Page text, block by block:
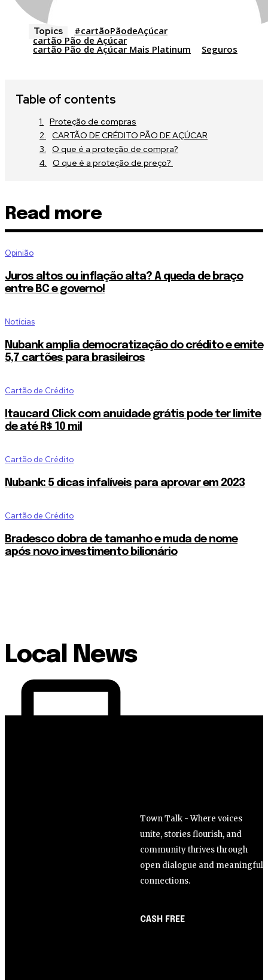
Topics
#cartãoPãodeAçúcar
cartão Pão de Açúcar
cartão Pão de Açúcar Mais Platinum Seguros
Table of contents
Proteção de compras
CARTÃO DE CRÉDITO PÃO DE AÇÚCAR
O que é a proteção de compra?
O que é a proteção de preço?
Read more
Opinião
Juros altos ou inflação alta? A queda de braço
entre BC e governo!
Notícias
Nubank amplia democratização do crédito e emite
5,7 cartões para brasileiros
Cartão de Crédito
Itaucard Click com anuidade grátis pode ter limite
de até R$ 10 mil
Cartão de Crédito
Nubank: 5 dicas infalíveis para aprovar em 2023
Cartão de Crédito
Bradesco dobra de tamanho e muda de nome
após novo investimento bilionário
Local News
Town Talk - Where voices
unite, stories flourish, and
community thrives through
open dialogue and meaningful
connections.
CASH FREE